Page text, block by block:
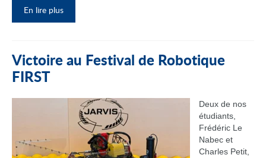
En lire plus
Victoire au Festival de Robotique
FIRST
Deux de nos
étudiants,
Frédéric Le
Nabec et
Charles Petit,